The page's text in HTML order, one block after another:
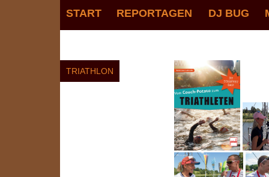
START REPORTAGEN DJ BUG
TRIATHLON